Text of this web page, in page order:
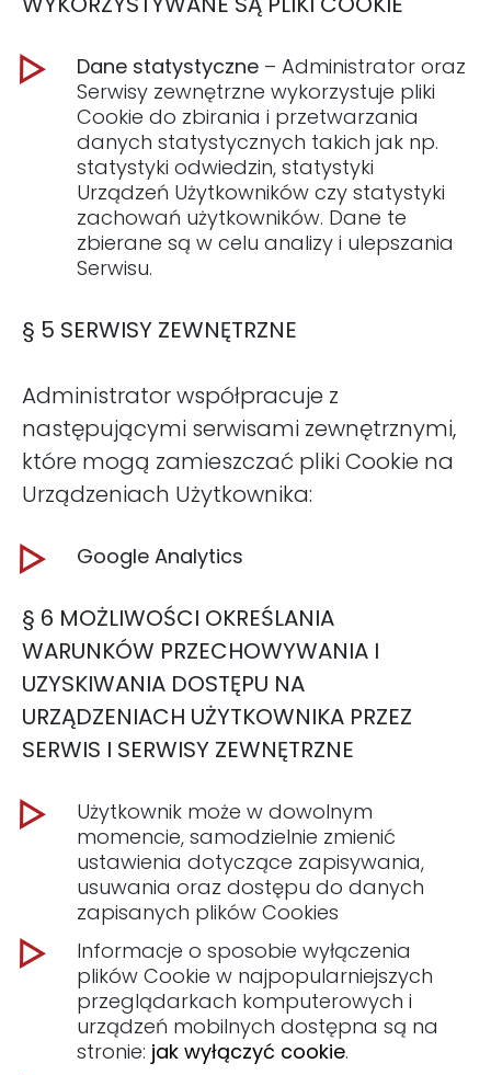
Dane statystyczne – Administrator oraz
Serwisy zewnętrzne wykorzystuje pliki
Cookie do zbirania i przetwarzania
danych statystycznych takich jak np.
statystyki odwiedzin, statystyki
Urządzeń Użytkowników czy statystyki
zachowań użytkowników. Dane te
zbierane są w celu analizy i ulepszania
Serwisu.
§ 5 SERWISY ZEWNĘTRZNE
Administrator współpracuje z
następującymi serwisami zewnętrznymi,
które mogą zamieszczać pliki Cookie na
Urządzeniach Użytkownika:
Google Analytics
§ 6 MOŻLIWOŚCI OKREŚLANIA
WARUNKÓW PRZECHOWYWANIA I
UZYSKIWANIA DOSTĘPU NA
URZĄDZENIACH UŻYTKOWNIKA PRZEZ
SERWIS I SERWISY ZEWNĘTRZNE
Użytkownik może w dowolnym
momencie, samodzielnie zmienić
ustawienia dotyczące zapisywania,
usuwania oraz dostępu do danych
zapisanych plików Cookies
Informacje o sposobie wyłączenia
plików Cookie w najpopularniejszych
przeglądarkach komputerowych i
urządzeń mobilnych dostępna są na
stronie: jak wyłączyć cookie.